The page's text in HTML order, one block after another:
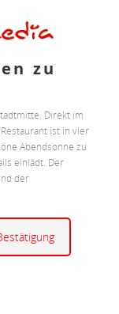
zu
Direkt im
ist in vier
Abendsonne zu
einlädt. Der
der